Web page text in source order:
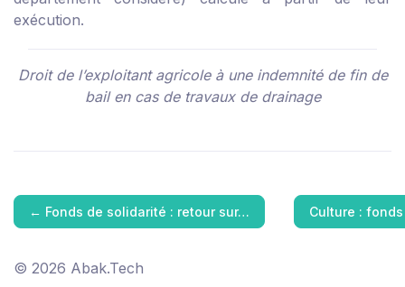
exécution.
Droit de l’exploitant agricole à une indemnité de fin de
bail en cas de travaux de drainage
← Fonds de solidarité : retour sur… Culture :
© 2026 Abak.Tech